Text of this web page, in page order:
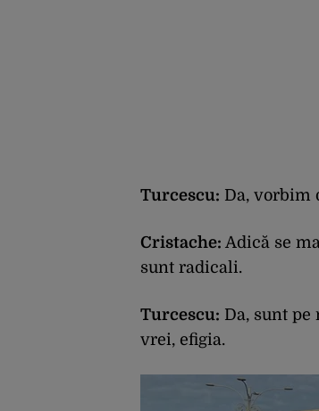
Turcescu: Da, vorbim
Cristache: Adică se
sunt radicali.
Turcescu: Da, sunt
vrei, efigia.